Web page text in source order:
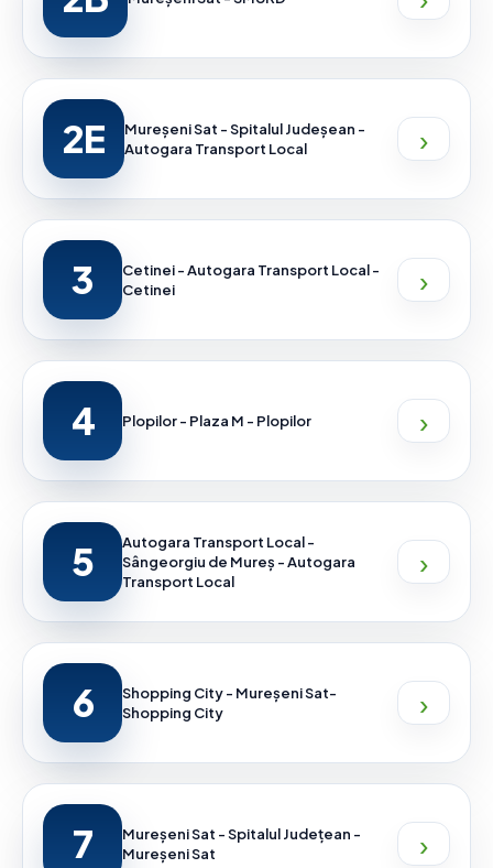
2E
Mureșeni Sat - Spitalul Judeșean -
Autogara Transport Local
›
3
Cetinei - Autogara Transport Local -
Cetinei
›
4 Plopilor - Plaza M - Plopilor ›
5
Autogara Transport Local -
Sângeorgiu de Mureș - Autogara
Transport Local
›
6
Shopping City - Mureșeni Sat-
Shopping City
›
7
Mureșeni Sat - Spitalul Județean -
Mureșeni Sat
›